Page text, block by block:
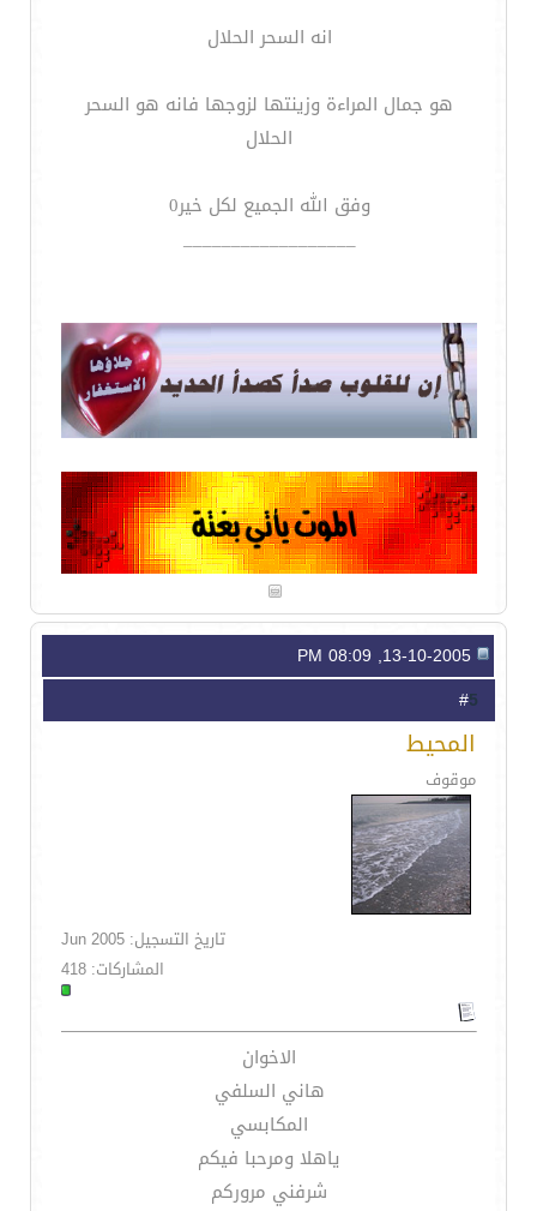
انه السحر الحلال
هو جمال المراءة وزينتها لزوجها فانه هو السحر
الحلال
وفق الله الجميع لكل خير0
__________________
5
المحيط
موقوف
تاريخ التسجيل: Jun 2005
المشاركات: 418
الاخوان
هاني السلفي
المكابسي
ياهلا ومرحبا فيكم
شرفني مروركم